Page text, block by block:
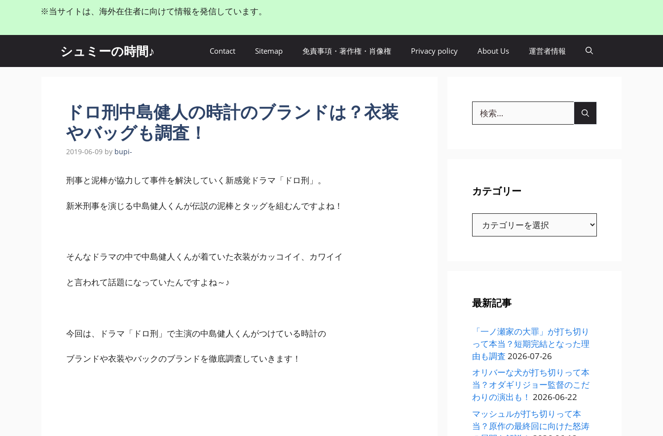
へ
※当サイトは、海外在住者に向けて情報を発信しています。
シュミーの時間♪ Contact Sitemap 免責事項・著作権・肖像権 Privacy policy About Us 運営者情報
ドロ刑中島健人の時計のブランドは？衣装
やバッグも調査！
2019-06-09 by bupi-
刑事と泥棒が協力して事件を解決していく新感覚ドラマ「ドロ刑」。
新米刑事を演じる中島健人くんが伝説の泥棒とタッグを組むんですよね！
そんなドラマの中で中島健人くんが着ていた衣装がカッコイイ、カワイイ
と言われて話題になっていたんですよね～♪
今回は、ドラマ「ドロ刑」で主演の中島健人くんがつけている時計の
ブランドや衣装やバックのブランドを徹底調査していきます！
索:
カテゴリー
最新記事
「一ノ瀬家の大罪」が打ち切り
って本当？短期完結となった理
由も調査 2026-07-26
オリバーな犬が打ち切りって本
当？オダギリジョー監督のこだ
わりの演出も！ 2026-06-22
マッシュルが打ち切りって本
当？原作の最終回に向けた怒涛